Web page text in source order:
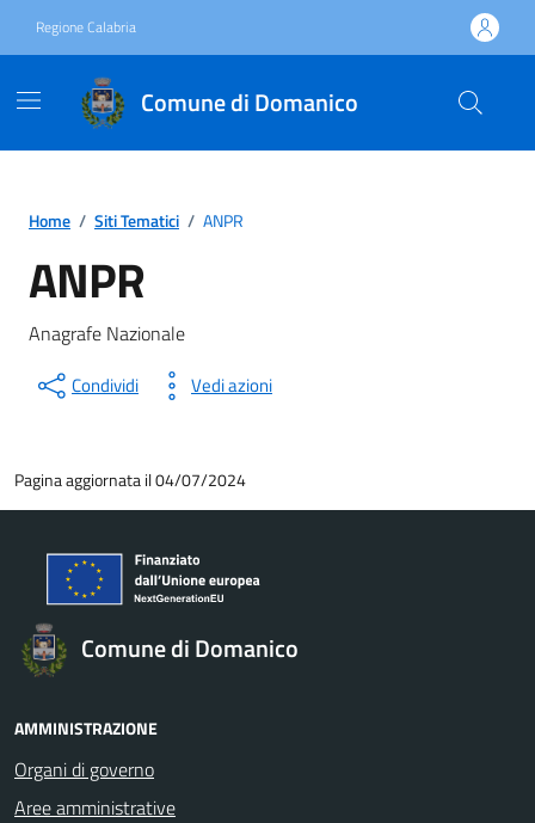
Regione Calabria
Comune di Domanico
Home / Siti Tematici / ANPR
ANPR
Anagrafe Nazionale
Condividi Vedi azioni
Pagina aggiornata il 04/07/2024
Comune di Domanico
AMMINISTRAZIONE
Organi di governo
Aree amministrative